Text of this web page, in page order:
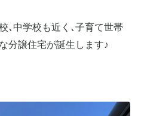
中学校も近く、子育て世帯
分譲住宅が誕生します♪